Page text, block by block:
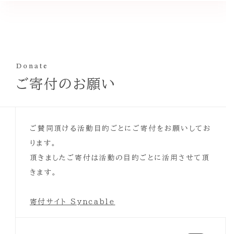
Donate
ご寄付のお願い
ご賛同頂ける活動目的ごとにご寄付をお願いしてお
ります。
頂きましたご寄付は活動の目的ごとに活用させて頂
きます。
寄付サイト Syncable